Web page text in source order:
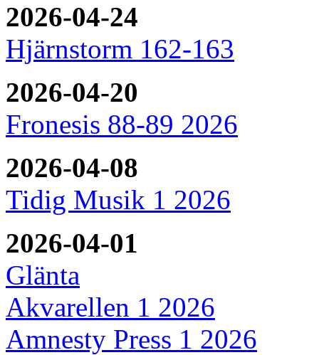
2026-04-24
Hjärnstorm 162-163
2026-04-20
Fronesis 88-89 2026
2026-04-08
Tidig Musik 1 2026
2026-04-01
Glänta
Akvarellen 1 2026
Amnesty Press 1 2026